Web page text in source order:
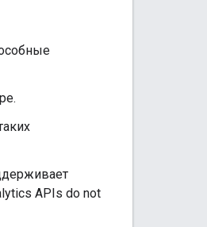
APIs do not